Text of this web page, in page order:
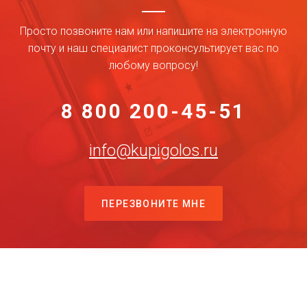
Просто позвоните нам или напишите на электронную
почту и наш специалист проконсультирует вас по
любому вопросу!
8 800 200-45-51
info@kupigolos.ru
ПЕРЕЗВОНИТЕ МНЕ